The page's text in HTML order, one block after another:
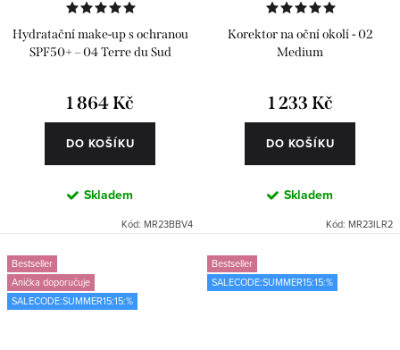
Hydratační make-up s ochranou
SPF50+ – 04 Terre du Sud
1 864 Kč
DO KOŠÍKU
Skladem
Kód: MR23BBV4
Korektor na oční okolí - 02
Medium
1 233 Kč
DO KOŠÍKU
Skladem
Kód: MR23ILR2
Bestseller
Anička doporučuje
SALECODE:SUMMER15:15:%
Bestseller
SALECODE:SUMMER15:15:%